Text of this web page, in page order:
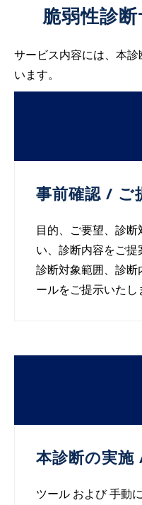
脆弱性診
サービス内容には、本
います。
事前確認 / ご
目的、ご要望、診
い、診断内容をご提
診断対象範囲、診
ールをご提示いたし
本診断の実
ツール および 手動